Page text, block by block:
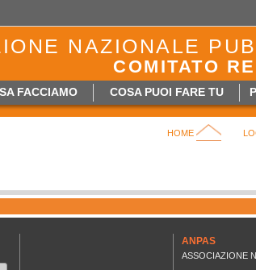
NAZIONALE
COMITATO
FACCIAMO COSA PUOI FARE TU
HOME
ANPAS
ASSOCIAZIONE